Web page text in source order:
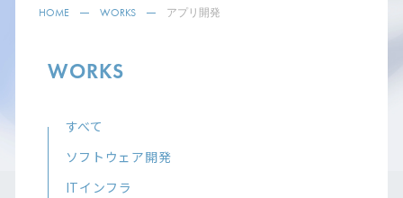
HOME WORKS アプリ開発
WORKS
すべて
ソフトウェア開発
ITインフラ